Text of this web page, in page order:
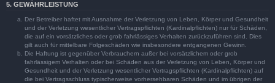
5. GEWÄHRLEISTUNG
Der Betreiber haftet mit Ausnahme der Verletzung von Leben, Körper und Gesundheit
und der Verletzung wesentlicher Vertragspflichten (Kardinalpflichten) nur für Schäden,
die auf ein vorsätzliches oder grob fahrlässiges Verhalten zurückzuführen sind. Dies
gilt auch für mittelbare Folgeschäden wie insbesondere entgangenen Gewinn.
Die Haftung ist gegenüber Verbrauchern außer bei vorsätzlichem oder grob
fahrlässigem Verhalten oder bei Schäden aus der Verletzung von Leben, Körper und
Gesundheit und der Verletzung wesentlicher Vertragspflichten (Kardinalpflichten) auf
die bei Vertragsschluss typischerweise vorhersehbaren Schäden und im übrigen der